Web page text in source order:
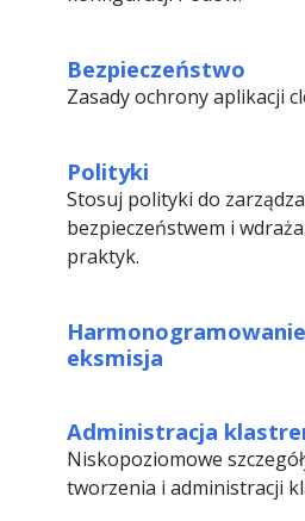
Bezpieczeństwo
Zasady ochrony aplikacji
Polityki
Stosuj polityki do
bezpieczeństwem i
praktyk.
eksmisja
Administracja
Niskopoziomowe
tworzenia i administracji